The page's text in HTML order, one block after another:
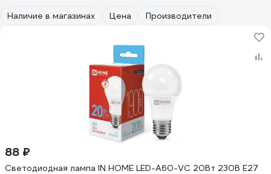
Наличие в магазинах
Цена Производители
88 ₽
Светодиодная лампа IN HOME LED-A60-VC 20Вт 230В Е27